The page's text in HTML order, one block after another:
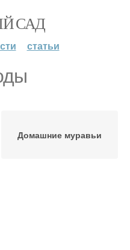
САД
статьи
Домашние муравьи